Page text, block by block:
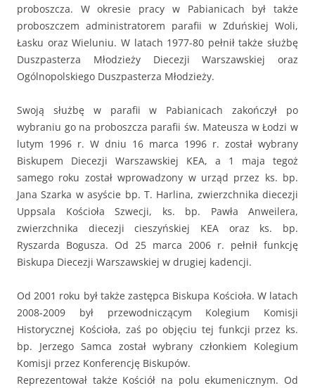
proboszcza. W okresie pracy w Pabianicach był także
proboszczem administratorem parafii w Zduńskiej Woli,
Łasku oraz Wieluniu. W latach 1977-80 pełnił także służbę
Duszpasterza Młodzieży Diecezji Warszawskiej oraz
Ogólnopolskiego Duszpasterza Młodzieży.
Swoją służbę w parafii w Pabianicach zakończył po
wybraniu go na proboszcza parafii św. Mateusza w Łodzi w
lutym 1996 r. W dniu 16 marca 1996 r. został wybrany
Biskupem Diecezji Warszawskiej KEA, a 1 maja tegoż
samego roku został wprowadzony w urząd przez ks. bp.
Jana Szarka w asyście bp. T. Harlina, zwierzchnika diecezji
Uppsala Kościoła Szwecji, ks. bp. Pawła Anweilera,
zwierzchnika diecezji cieszyńskiej KEA oraz ks. bp.
Ryszarda Bogusza. Od 25 marca 2006 r. pełnił funkcję
Biskupa Diecezji Warszawskiej w drugiej kadencji.
Od 2001 roku był także zastępca Biskupa Kościoła. W latach
2008-2009 był przewodniczącym Kolegium Komisji
Historycznej Kościoła, zaś po objęciu tej funkcji przez ks.
bp. Jerzego Samca został wybrany członkiem Kolegium
Komisji przez Konferencję Biskupów.
Reprezentował także Kościół na polu ekumenicznym. Od